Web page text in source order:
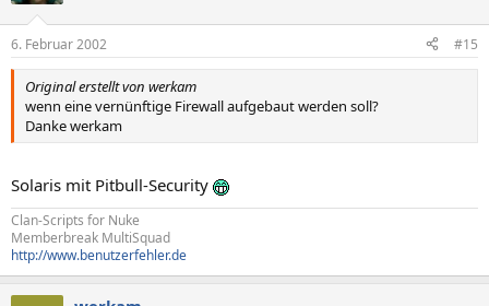
6. Februar 2002 #15
Original erstellt von werkam
wenn eine vernünftige Firewall aufgebaut werden soll?
Danke werkam
Solaris mit Pitbull-Security
Clan-Scripts for Nuke
Memberbreak MultiSquad
http://www.benutzerfehler.de